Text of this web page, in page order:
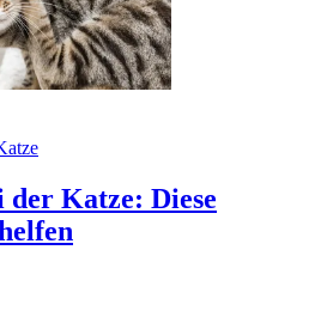
der Katze: Diese